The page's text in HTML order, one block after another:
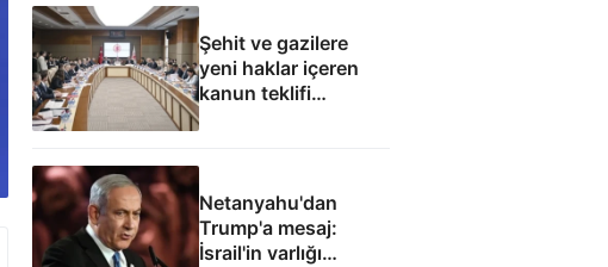
Şehit ve gazilere
yeni haklar içeren
kanun teklifi
komisyondan geçti
Netanyahu'dan
Trump'a mesaj:
İsrail'in varlığı